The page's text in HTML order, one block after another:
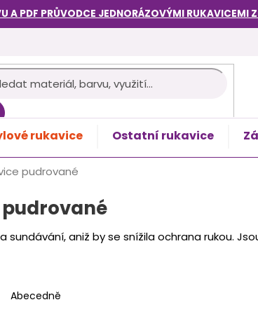
A PDF PRŮVODCE JEDNORÁZOVÝMI RUKAVICEMI
rukavice Ostatní rukavice
pudrované
sundávání, aniž by se snížila ochrana rukou.
Abecedně